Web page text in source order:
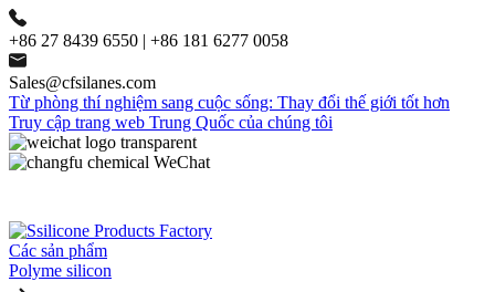
+86 27 8439 6550 | +86 181 6277 0058
Sales@cfsilanes.com
Từ phòng thí nghiệm sang cuộc sống: Thay đổi thế giới tốt hơn
Truy cập trang web Trung Quốc của chúng tôi
Các sản phẩm
Polyme silicon